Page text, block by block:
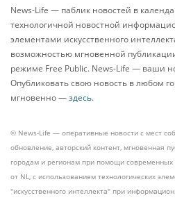
News-Life — паблик новостей в
технологичной новостной
элементами искусственного
возможностью мгновенной
режиме Free Public. News-Life — ваши
Опубликовать свою новость в любом
мгновенно —здесь.
© News-Life — оперативные новости с мест
обновление, авторский контент, мгновенная
городам и регионам при помощи
от NL, с использованием технологических
"искусственного интеллекта" при